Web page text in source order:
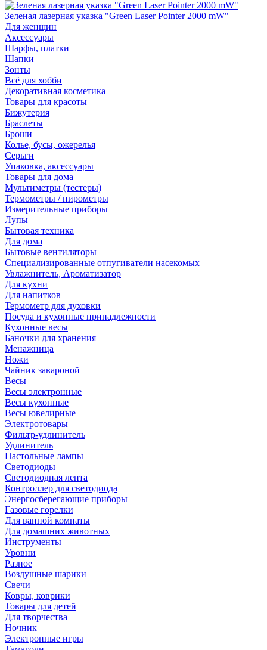
Зеленая лазерная указка "Green Laser Pointer 2000 mW"
Для женщин
Аксессуары
Шарфы, платки
Шапки
Зонты
Всё для хобби
Декоративная косметика
Товары для красоты
Бижутерия
Браслеты
Броши
Колье, бусы, ожерелья
Серьги
Упаковка, аксессуары
Товары для дома
Мультиметры (тестеры)
Термометры / пирометры
Измерительные приборы
Лупы
Бытовая техника
Для дома
Бытовые вентиляторы
Специализированные отпугиватели насекомых
Увлажнитель, Ароматизатор
Для кухни
Для напитков
Термометр для духовки
Посуда и кухонные принадлежности
Кухонные весы
Баночки для хранения
Менажница
Ножи
Чайник завароной
Весы
Весы электронные
Весы кухонные
Весы ювелирные
Электротовары
Фильтр-удлинитель
Удлинитель
Настольные лампы
Светодиоды
Светодиодная лента
Контроллер для светодиода
Энергосберегающие приборы
Газовые горелки
Для ванной комнаты
Для домашних животных
Инструменты
Уровни
Разное
Воздушные шарики
Свечи
Ковры, коврики
Товары для детей
Для творчества
Ночник
Электронные игры